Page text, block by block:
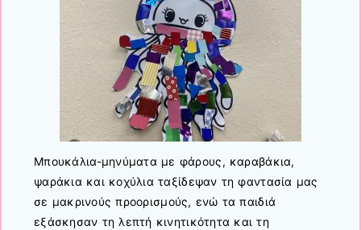
Μπουκάλια-μηνύματα με φάρους, καραβάκια,
ψαράκια και κοχύλια ταξίδεψαν τη φαντασία μας
σε μακρινούς προορισμούς, ενώ τα παιδιά
εξάσκησαν τη λεπτή κινητικότητα και τη